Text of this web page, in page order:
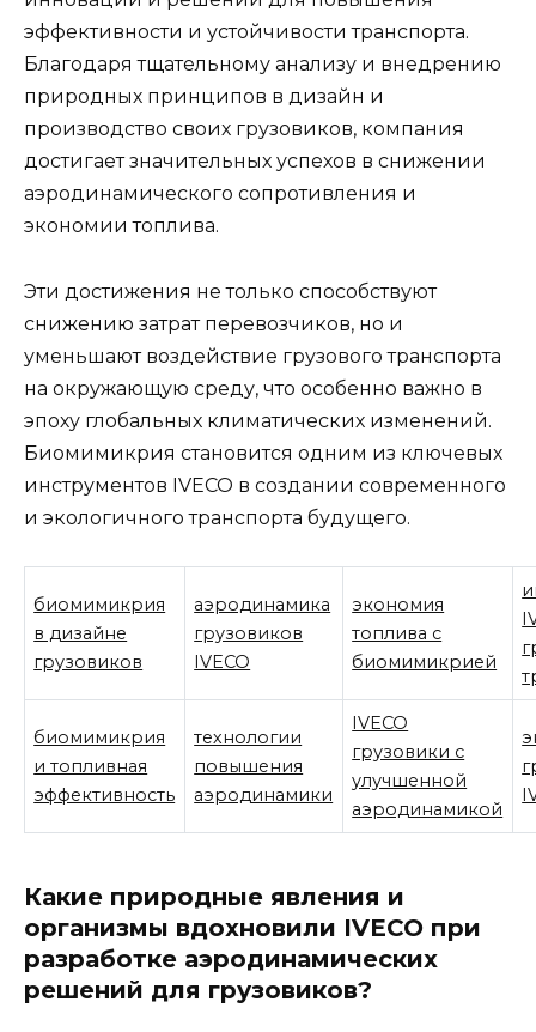
эффективности и устойчивости транспорта.
Благодаря тщательному анализу и внедрению
природных принципов в дизайн и
производство своих грузовиков, компания
достигает значительных успехов в снижении
аэродинамического сопротивления и
экономии топлива.
Эти достижения не только способствуют
снижению затрат перевозчиков, но и
уменьшают воздействие грузового транспорта
на окружающую среду, что особенно важно в
эпоху глобальных климатических изменений.
Биомимикрия становится одним из ключевых
инструментов IVECO в создании современного
и экологичного транспорта будущего.
биомимикрия
в дизайне
грузовиков
аэродинамика
грузовиков
IVECO
экономия
топлива с
биомимикрией
биомимикрия
и топливная
эффективность
технологии
повышения
аэродинамики
IVECO
грузовики с
улучшенной
аэродинамикой
Какие природные явления и
организмы вдохновили IVECO при
разработке аэродинамических
решений для грузовиков?